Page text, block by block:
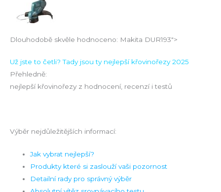
Dlouhodobě skvěle hodnoceno: Makita DUR193">
Už jste to četli? Tady jsou ty nejlepší křovinořezy 2025
Přehledně:
nejlepší křovinořezy z hodnocení, recenzí i testů
Výběr nejdůležitějších informací:
Jak vybrat nejlepší?
Produkty které si zaslouží vaši pozornost
Detailní rady pro správný výběr